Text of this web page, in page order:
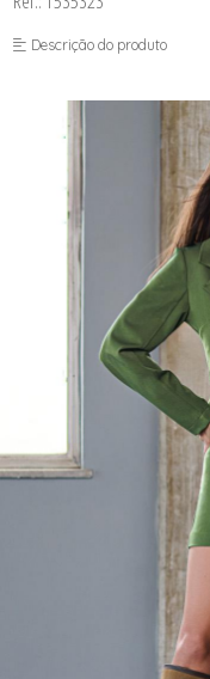
FUSEA-AGOSTO I-
LONGO-AGOSTO I-
MACAC-AGOSTO I-
SAIA-AGOSTO I-
SHORT-AGOSTO I-
TOP-AGOSTO I-
VESTI-AGOSTO I-
Descrição do produto